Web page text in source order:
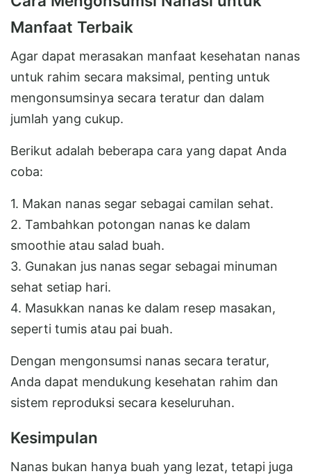
Manfaat Terbaik
Agar dapat merasakan manfaat kesehatan nanas
untuk rahim secara maksimal, penting untuk
mengonsumsinya secara teratur dan dalam
jumlah yang cukup.
Berikut adalah beberapa cara yang dapat Anda
coba:
1. Makan nanas segar sebagai camilan sehat.
2. Tambahkan potongan nanas ke dalam
smoothie atau salad buah.
3. Gunakan jus nanas segar sebagai minuman
sehat setiap hari.
4. Masukkan nanas ke dalam resep masakan,
seperti tumis atau pai buah.
Dengan mengonsumsi nanas secara teratur,
Anda dapat mendukung kesehatan rahim dan
sistem reproduksi secara keseluruhan.
Kesimpulan
Nanas bukan hanya buah yang lezat, tetapi juga